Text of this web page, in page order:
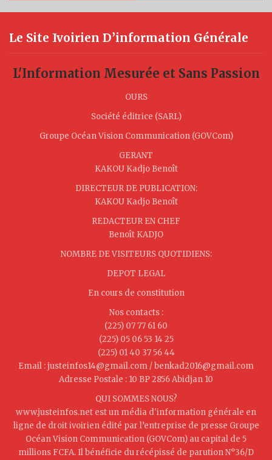
Le Site Ivoirien D’information Générale
L'Information Mesurée et Sans Passion
OURS
Société éditrice (SARL)
Groupe Océan Vision Communication (GOVCom)
GERANT
KAKOU Kadjo Benoît
DIRECTEUR DE PUBLICATION:
KAKOU Kadjo Benoît
REDACTEUR EN CHEF
Benoît KADJO
NOMBRE DE VISITEURS QUOTIDIENS:
DEPOT LEGAL
En cours de constitution
Nos contacts :
(225) 07 77 61 60
(225) 05 06 53 14 25
(225) 01 40 37 56 44
Email : justeinfos14@gmail.com / benkad2016@gmail.com
Adresse Postale : 10 BP 2856 Abidjan 10
QUI SOMMES NOUS?
www.justeinfos.net est un média d'information générale en
ligne de droit ivoirien édité par l’entreprise de presse Groupe
Océan Vision Communication (GOVCom) au capital de 5
millions FCFA. Il bénéficie du récépissé de parution N°36/D